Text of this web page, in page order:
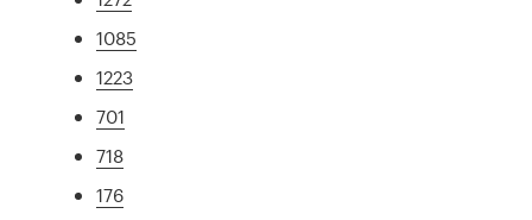
1085
1223
701
718
176